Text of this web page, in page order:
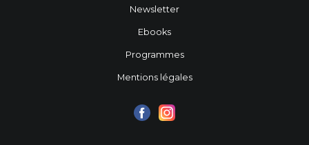
Newsletter
Ebooks
Programmes
Mentions légales